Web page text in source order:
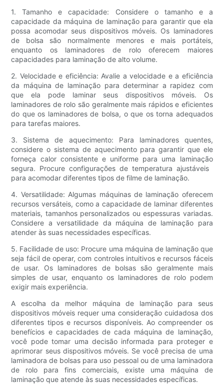
1. Tamanho e capacidade: Considere o tamanho e a
capacidade da máquina de laminação para garantir que ela
possa acomodar seus dispositivos móveis. Os laminadores
de bolsa são normalmente menores e mais portáteis,
enquanto os laminadores de rolo oferecem maiores
capacidades para laminação de alto volume.
2. Velocidade e eficiência: Avalie a velocidade e a eficiência
da máquina de laminação para determinar a rapidez com
que ela pode laminar seus dispositivos móveis. Os
laminadores de rolo são geralmente mais rápidos e eficientes
do que os laminadores de bolsa, o que os torna adequados
para tarefas maiores.
3. Sistema de aquecimento: Para laminadores quentes,
considere o sistema de aquecimento para garantir que ele
forneça calor consistente e uniforme para uma laminação
segura. Procure configurações de temperatura ajustáveis ​​
para acomodar diferentes tipos de filme de laminação.
4. Versatilidade: Algumas máquinas de laminação oferecem
recursos versáteis, como a capacidade de laminar diferentes
materiais, tamanhos personalizados ou espessuras variadas.
Considere a versatilidade da máquina de laminação para
atender às suas necessidades específicas.
5. Facilidade de uso: Procure uma máquina de laminação que
seja fácil de operar, com controles intuitivos e recursos fáceis
de usar. Os laminadores de bolsas são geralmente mais
simples de usar, enquanto os laminadores de rolo podem
exigir mais experiência.
A escolha da melhor máquina de laminação para seus
dispositivos móveis requer uma consideração cuidadosa dos
diferentes tipos e recursos disponíveis. Ao compreender os
benefícios e capacidades de cada máquina de laminação,
você pode tomar uma decisão informada para proteger e
aprimorar seus dispositivos móveis. Se você precisa de uma
laminadora de bolsas para uso pessoal ou de uma laminadora
de rolo para fins comerciais, existe uma máquina de
laminação que atende às suas necessidades específicas.